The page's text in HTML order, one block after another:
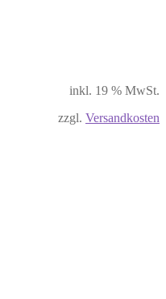
inkl. 19 % MwSt.
zzgl. Versandkosten